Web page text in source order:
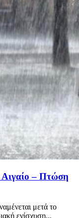
Αιγαίο – Πτώση
μετά το
ενίσχυση...